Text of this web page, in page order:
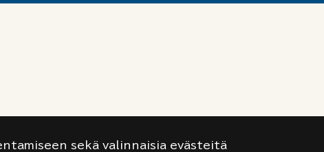
sekä valinnaisia evästeitä